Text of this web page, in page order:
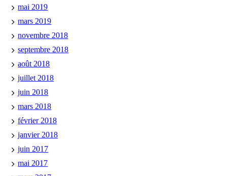
mai 2019
mars 2019
novembre 2018
septembre 2018
août 2018
juillet 2018
juin 2018
mars 2018
février 2018
janvier 2018
juin 2017
mai 2017